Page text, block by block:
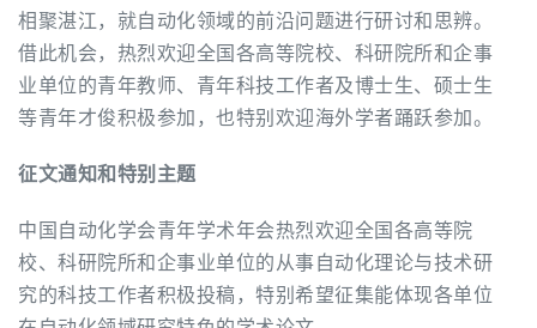
相聚湛江，就自动化领域的前沿问题进行研讨和思辨。
借此机会，热烈欢迎全国各高等院校、科研院所和企事
业单位的青年教师、青年科技工作者及博士生、硕士生
等青年才俊积极参加，也特别欢迎海外学者踊跃参加。
征文通知和特别主题
中国自动化学会青年学术年会热烈欢迎全国各高等院
校、科研院所和企事业单位的从事自动化理论与技术研
究的科技工作者积极投稿，特别希望征集能体现各单位